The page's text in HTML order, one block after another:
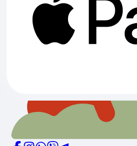
Персональний помічник